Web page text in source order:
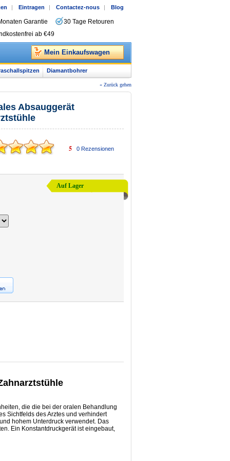
| Eintragen | Contactez-nous | Blog
Garantie
30 Tage Retouren
ab €49
Mein Einkaufswagen
Diamantbohrer
« Zurück gehen
Absauggerät
5 0Rezensionen
Auf Lager
die die bei der oralen Behandlung
Sichtfelds des Arztes und verhindert
hohem Unterdruck verwendet. Das
Ein Konstantdruckgerät ist eingebaut,